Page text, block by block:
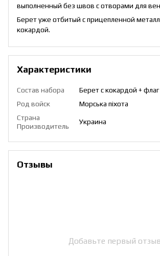
выполненный без швов с отворами для
Берет уже отбитый с прицепленной
кокардой.
Характеристики
Состав набора
Берет с кокардой + флаг
Род войск
Морська піхота
Страна
Производитель
Украина
Отзывы
Добавьте первый отзыв